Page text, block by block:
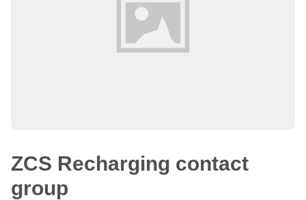
ZCS Recharging contact
group